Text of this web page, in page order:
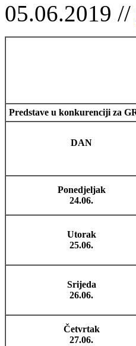
05.06.2019 //
Predstave u konkurenciji za
DAN
Ponedjeljak
24.06.
Utorak
25.06.
Srijeda
26.06.
Četvrtak
27.06.